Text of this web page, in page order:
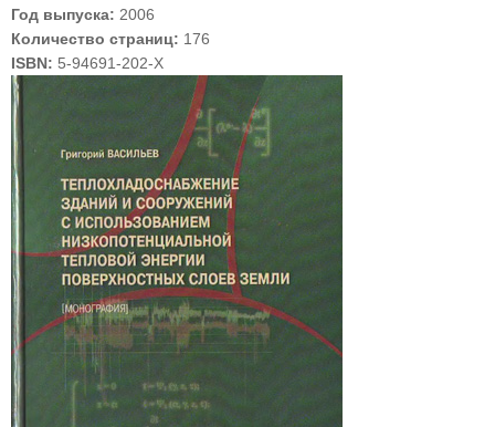
Год выпуска: 2006
Количество страниц: 176
ISBN: 5-94691-202-Х